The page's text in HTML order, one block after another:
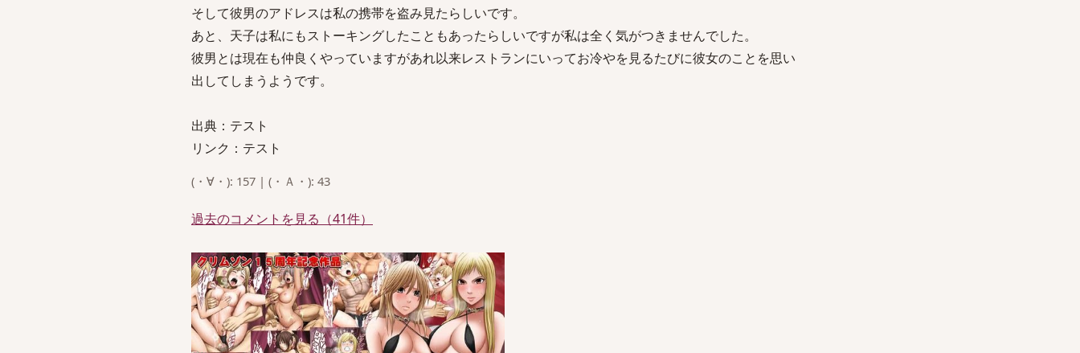
そして彼男のアドレスは私の携帯を盗み見たらしいです。
あと、天子は私にもストーキングしたこともあったらしいですが私は全く気がつきませんでした。
彼男とは現在も仲良くやっていますがあれ以来レストランにいってお冷やを見るたびに彼女のことを思い
出してしまうようです。
出典：テスト
リンク：テスト
(・∀・): 157 | (・Ａ・): 43
過去のコメントを見る（41件）